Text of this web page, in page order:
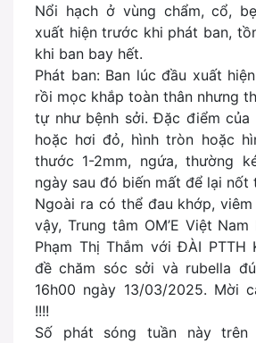
Nổi hạch ở vùng chẩm, cổ,
xuất hiện trước khi phát ban,
khi ban bay hết.
Phát ban: Ban lúc đầu xuất
rồi mọc khắp toàn thân nhưng
tự như bệnh sởi. Đặc điểm của
hoặc hơi đỏ, hình tròn hoặc
thước 1-2mm, ngứa, thường
ngày sau đó biến mất để lại nốt
Ngoài ra có thể đau khớp,
vậy, Trung tâm OM’E Việt
Phạm Thị Thắm với ĐÀI PTTH
đề chăm sóc sởi và rubella
16h00 ngày 13/03/2025. Mời
!!!!
Số phát sóng tuần này trên